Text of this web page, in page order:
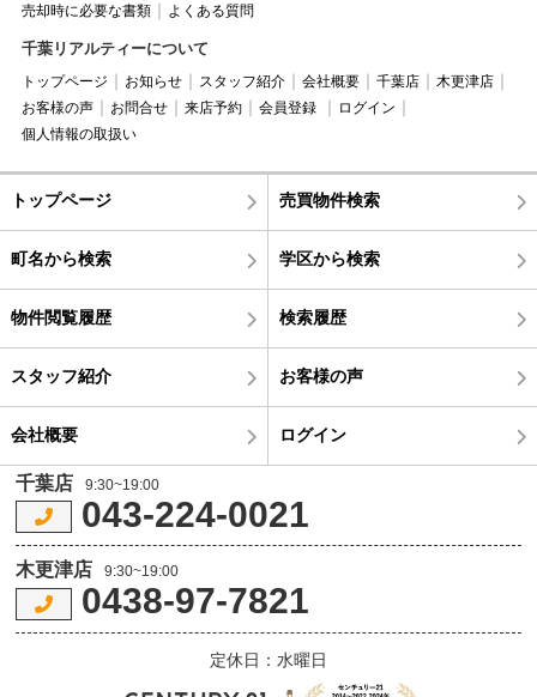
売却時に必要な書類
よくある質問
千葉リアルティーについて
トップページ お知らせ スタッフ紹介 会社概要 千葉店
木更津店
お客様の声
お問合せ 来店予約 会員登録
ログイン
個人情報の取扱い
トップページ 売買物件検索
町名から検索 学区から検索
物件閲覧履歴 検索履歴
スタッフ紹介 お客様の声
会社概要 ログイン
千葉店 9:30~19:00
043-224-0021
木更津店 9:30~19:00
0438-97-7821
定休日：水曜日